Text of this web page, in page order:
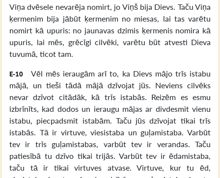
Viņa dvēsele nevarēja nomirt, jo Viņš bija Dievs. Taču Viņa
ķermenim bija jābūt ķermenim no miesas, lai tas varētu
nomirt kā upuris: no jaunavas dzimis ķermenis nomira kā
upuris, lai mēs, grēcīgi cilvēki, varētu būt atvesti Dieva
tuvumā, ticot tam.
E-10
Vēl mēs ieraugām arī to, ka Dievs mājo trīs istabu
mājā, un tieši tādā mājā dzīvojat jūs. Neviens cilvēks
nevar dzīvot citādāk, kā trīs istabās. Reizēm es esmu
izbrīnīts, kad dodos un ieraugu mājas ar divdesmit vienu
istabu, piecpadsmit istabām. Taču jūs dzīvojat tikai trīs
istabās. Tā ir virtuve, viesistaba un guļamistaba. Varbūt
tev ir trīs guļamistabas, varbūt tev ir verandas. Taču
patiesībā tu dzīvo tikai trijās. Varbūt tev ir ēdamistaba,
taču tā ir tikai virtuves atvase. Virtuve, kur tu ēd,